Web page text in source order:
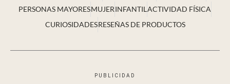
PERSONAS MAYORESMUJERINFANTILACTIVIDAD FÍSICA
CURIOSIDADESRESEÑAS DE PRODUCTOS
PUBLICIDAD